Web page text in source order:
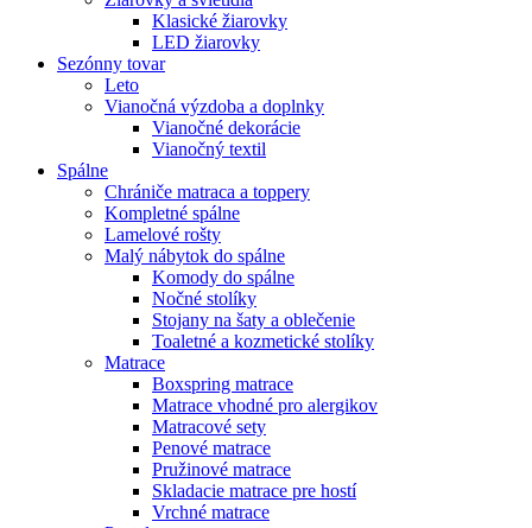
Klasické žiarovky
LED žiarovky
Sezónny tovar
Leto
Vianočná výzdoba a doplnky
Vianočné dekorácie
Vianočný textil
Spálne
Chrániče matraca a toppery
Kompletné spálne
Lamelové rošty
Malý nábytok do spálne
Komody do spálne
Nočné stolíky
Stojany na šaty a oblečenie
Toaletné a kozmetické stolíky
Matrace
Boxspring matrace
Matrace vhodné pro alergikov
Matracové sety
Penové matrace
Pružinové matrace
Skladacie matrace pre hostí
Vrchné matrace